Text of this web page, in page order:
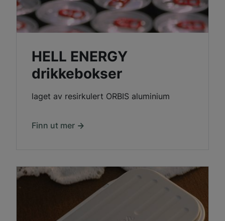
HELL ENERGY
drikkebokser
laget av resirkulert ORBIS aluminium
Finn ut mer